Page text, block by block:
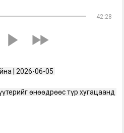
42:28
| 2026-06-05
өнөөдрөөс түр хугацаанд